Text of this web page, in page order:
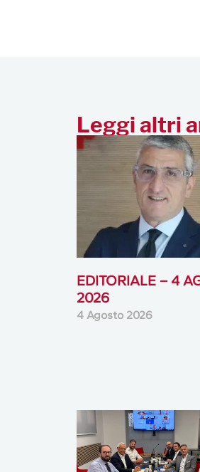
Leggi altri
EDITORIALE – 4
2026
4 Agosto 2026